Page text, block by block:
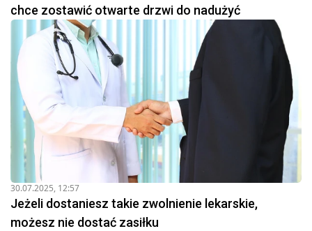
chce zostawić otwarte drzwi do nadużyć
30.07.2025, 12:57
Jeżeli dostaniesz takie zwolnienie lekarskie,
możesz nie dostać zasiłku